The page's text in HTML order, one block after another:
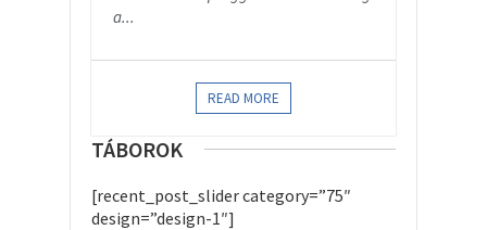
a...
READ MORE
TÁBOROK
[recent_post_slider category=”75″
design=”design-1″]